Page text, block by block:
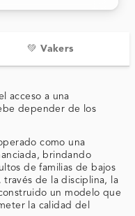
💚 Vakers
acceso a una
depender de los
como una
brindando
de familias de bajos
través de la disciplina, la
un modelo que
la calidad del